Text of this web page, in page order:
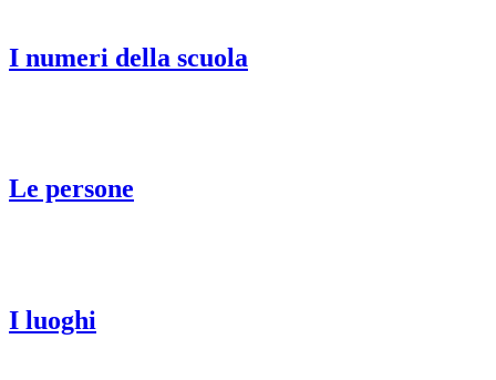
I numeri della scuola
Le persone
I luoghi